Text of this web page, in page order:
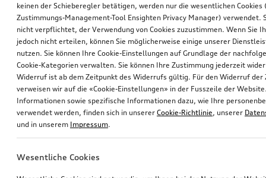
keinen der Schieberegler betätigen, werden nur die wesentlichen Cookies
Zustimmungs-Management-Tool Ensighten Privacy Manager) verwendet.
nicht verpflichtet, der Verwendung von Cookies zuzustimmen. Wenn Sie
jedoch nicht erteilen, können Sie möglicherweise einige unserer
nutzen. Sie können Ihre Cookie-Einstellungen auf Grundlage der
Cookie-Kategorien verwalten. Sie können Ihre Zustimmung jederzeit
Widerruf ist ab dem Zeitpunkt des Widerrufs gültig. Für den Widerruf der
verweisen wir auf die «Cookie-Einstellungen» in der Fusszeile der
Informationen sowie spezifische Informationen dazu, wie Ihre
verwendet werden, finden sich in unserer Cookie-Richtlinie, unserer
und in unserem Impressum.
Wesentliche Cookies